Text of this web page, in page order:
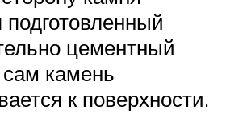
подготовленный
цементный
камень
к поверхности.